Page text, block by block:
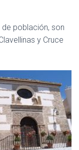
población, son
y Cruce